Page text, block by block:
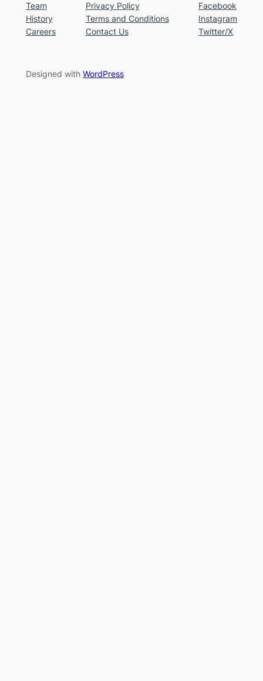
Team
History
Careers
Privacy Policy
Terms and Conditions
Contact Us
Facebook
Instagram
Twitter/X
Designed with WordPress